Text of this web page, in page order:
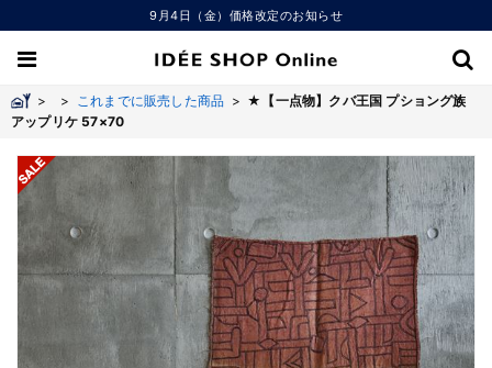
9月4日（金）価格改定のお知らせ
> > これまでに販売した商品 > ★【一点物】クバ王国 プショング族
アップリケ 57×70